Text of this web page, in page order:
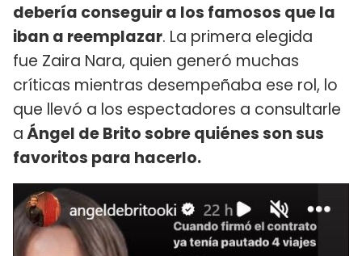
debería conseguir a los famosos que la
iban a reemplazar. La primera elegida
fue Zaira Nara, quien generó muchas
críticas mientras desempeñaba ese rol, lo
que llevó a los espectadores a consultarle
aÁngel de Brito sobre quiénes son sus
favoritos para hacerlo.